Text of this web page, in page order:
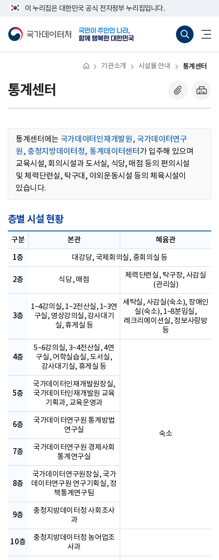
뛰
이 누리집은 대한민국 공식 전자정부 누리집입니다.
터
바
기)
열
기관소개 시설물 안내 통계센터
통계센터
통계센터에는 국가데이터인재개발원, 국가데이터연구
원, 충청지방데이터청, 통계데이터센터 가 입주해 있으며
교육시설, 회의시설과 도서실, 식당, 매점 등의 편의시설
및 체력단련실, 탁구대, 야외운동시설 등의 체육시설이
있습니다.
층별 시설 현황
구분 본관 혜윰관
1층 대강당, 국제회의실, 중회의실 등
2층 식당, 매점
체력단련실, 탁구장, 사감실
(관리실)
3층
1~4강의실, 1~2전산실, 1~3연
구실, 영상강의실, 강사대기
실, 휴게실 등
세탁실, 사감실(숙소), 장애인
실(숙소), 1~8분임실,
레크리에이션실, 정보사랑방
등
4층
5~6강의실, 3~4전산실, 4연
구실, 어학실습실, 도서실,
강사대기실, 휴게실 등
숙소
5층
국가데이터인재개발원장실,
국가데이터인재개발원 교육
기획과, 교육운영과
6층
국가데이터연구원 통계방법
연구실
7층
국가데이터연구원 경제사회
통계연구실
8층
국가데이터연구원장실, 국가
데이터연구원 연구기획실, 정
책통계연구팀
9층
충청지방데이터청 사회조사
과
10층
충청지방데이터청 농어업조
사과